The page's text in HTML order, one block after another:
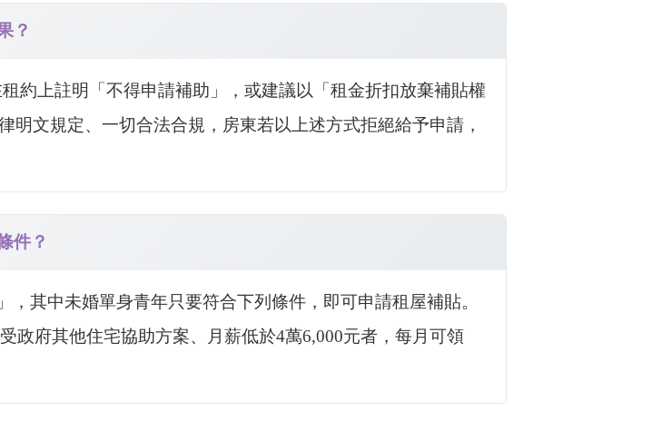
？
約上註明「不得申請補助」，或建議以「租金折扣放棄補貼權
文規定、一切合法合規，房東若以上述方式拒絕給予申請，
件？
其中未婚單身青年只要符合下列條件，即可申請租屋補貼。
政府其他住宅協助方案、月薪低於4萬6,000元者，每月可領